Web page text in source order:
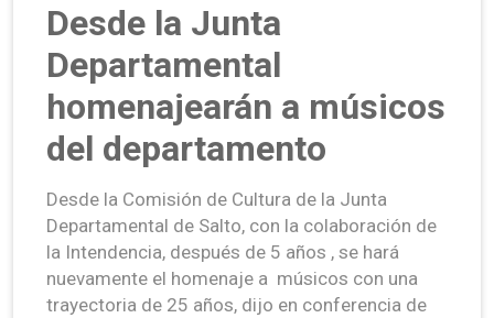
Desde la Junta
Departamental
homenajearán a músicos
del departamento
Desde la Comisión de Cultura de la Junta
Departamental de Salto, con la colaboración de
la Intendencia, después de 5 años , se hará
nuevamente el homenaje a músicos con una
trayectoria de 25 años, dijo en conferencia de